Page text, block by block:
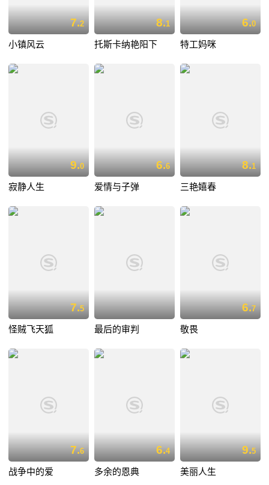
7.2
小镇风云
8.1
托斯卡纳艳阳下
6.0
特工妈咪
9.0
寂静人生
6.6
爱情与子弹
8.1
三艳嬉春
7.5
怪贼飞天狐 最后的审判
6.7
敬畏
7.6
战争中的爱
6.4
多余的恩典
9.5
美丽人生